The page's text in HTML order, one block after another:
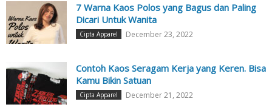
7 Warna Kaos Polos yang Bagus dan Paling
Dicari Untuk Wanita
Cipta Apparel December 23, 2022
Contoh Kaos Seragam Kerja yang Keren. Bisa
Kamu Bikin Satuan
Cipta Apparel December 21, 2022